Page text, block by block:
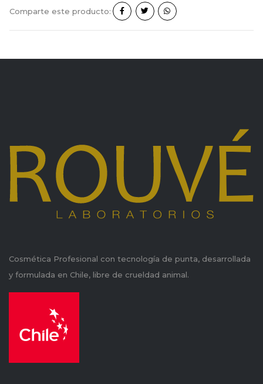
Comparte este producto:
Cosmética Profesional con tecnología de punta, desarrollada
y formulada en Chile, libre de crueldad animal.